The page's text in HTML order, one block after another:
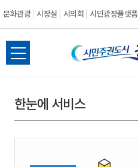
문화관광 시장실 시의회 시민광장플랫폼
시
민
권
전
체
뉴
열
한눈에 서비스